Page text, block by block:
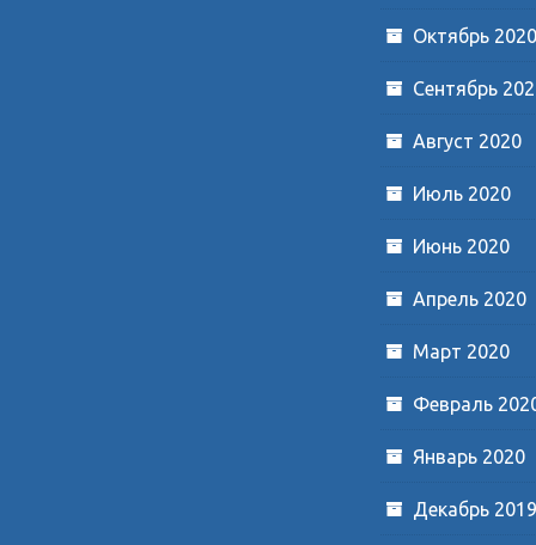
Октябрь 2020
Сентябрь
Август 2020
Июль 2020
Июнь 2020
Апрель 2020
Март 2020
Февраль
Январь 2020
Декабрь 2019